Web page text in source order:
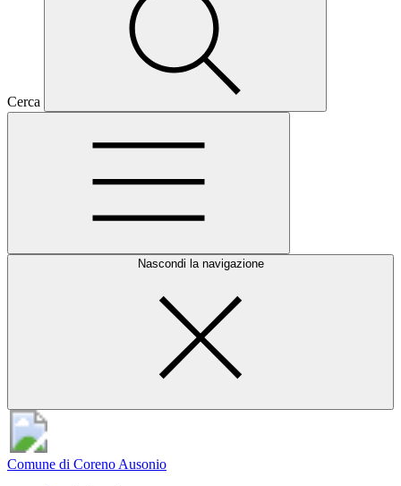
Cerca
Nascondi la navigazione
Comune di Coreno Ausonio